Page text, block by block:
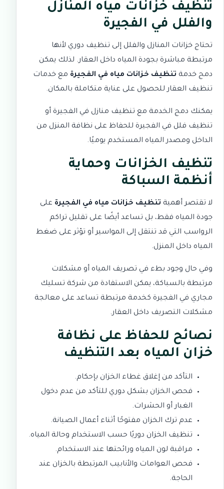
تنظيف خزانات مياه المنازل
والفلل في الفجيرة
تحتاج خزانات المنازل والفلل إلى تنظيف دوري لأنها
مرتبطة مباشرة بجودة المياه داخل العقار. لذلك يمكن
دمج خدمة تنظيف خزانات مياه في الفجيرة مع خدمات
تنظيف العقار للحصول على عناية متكاملة بالمكان.
يمكنك دمج الخدمة مع تنظيف منازل في الفجيرة أو
تنظيف فلل في الفجيرة للحفاظ على نظافة المنزل من
الداخل ومصدر المياه المستخدم يوميًا.
تنظيف الخزانات وحماية
أنظمة السباكة
لا تقتصر أهمية تنظيف خزانات مياه في الفجيرة على
جودة المياه فقط، بل تساعد أيضًا على تقليل تراكم
الرواسب التي قد تنتقل إلى المواسير أو تؤثر على ضغط
المياه داخل المنزل.
وفي حال وجود بطء في تصريف المياه أو مشكلات
مرتبطة بالسباكة، يمكن الاستفادة من شركة تسليك
مجاري في الفجيرة كخدمة مرتبطة تساعد على معالجة
مشكلات التصريف داخل العقار.
نصائح للحفاظ على نظافة
خزان المياه بعد التنظيف
التأكد من إغلاق غطاء الخزان بإحكام.
فحص الخزان بشكل دوري للتأكد من عدم دخول
الغبار أو الحشرات.
عدم ترك الخزان مفتوحًا أثناء أعمال الصيانة.
تنظيف الخزان دوريًا حسب الاستخدام وحالة المياه.
مراقبة لون المياه ورائحتها عند الاستخدام.
فحص العوامات والأنابيب المرتبطة بالخزان عند
الحاجة.